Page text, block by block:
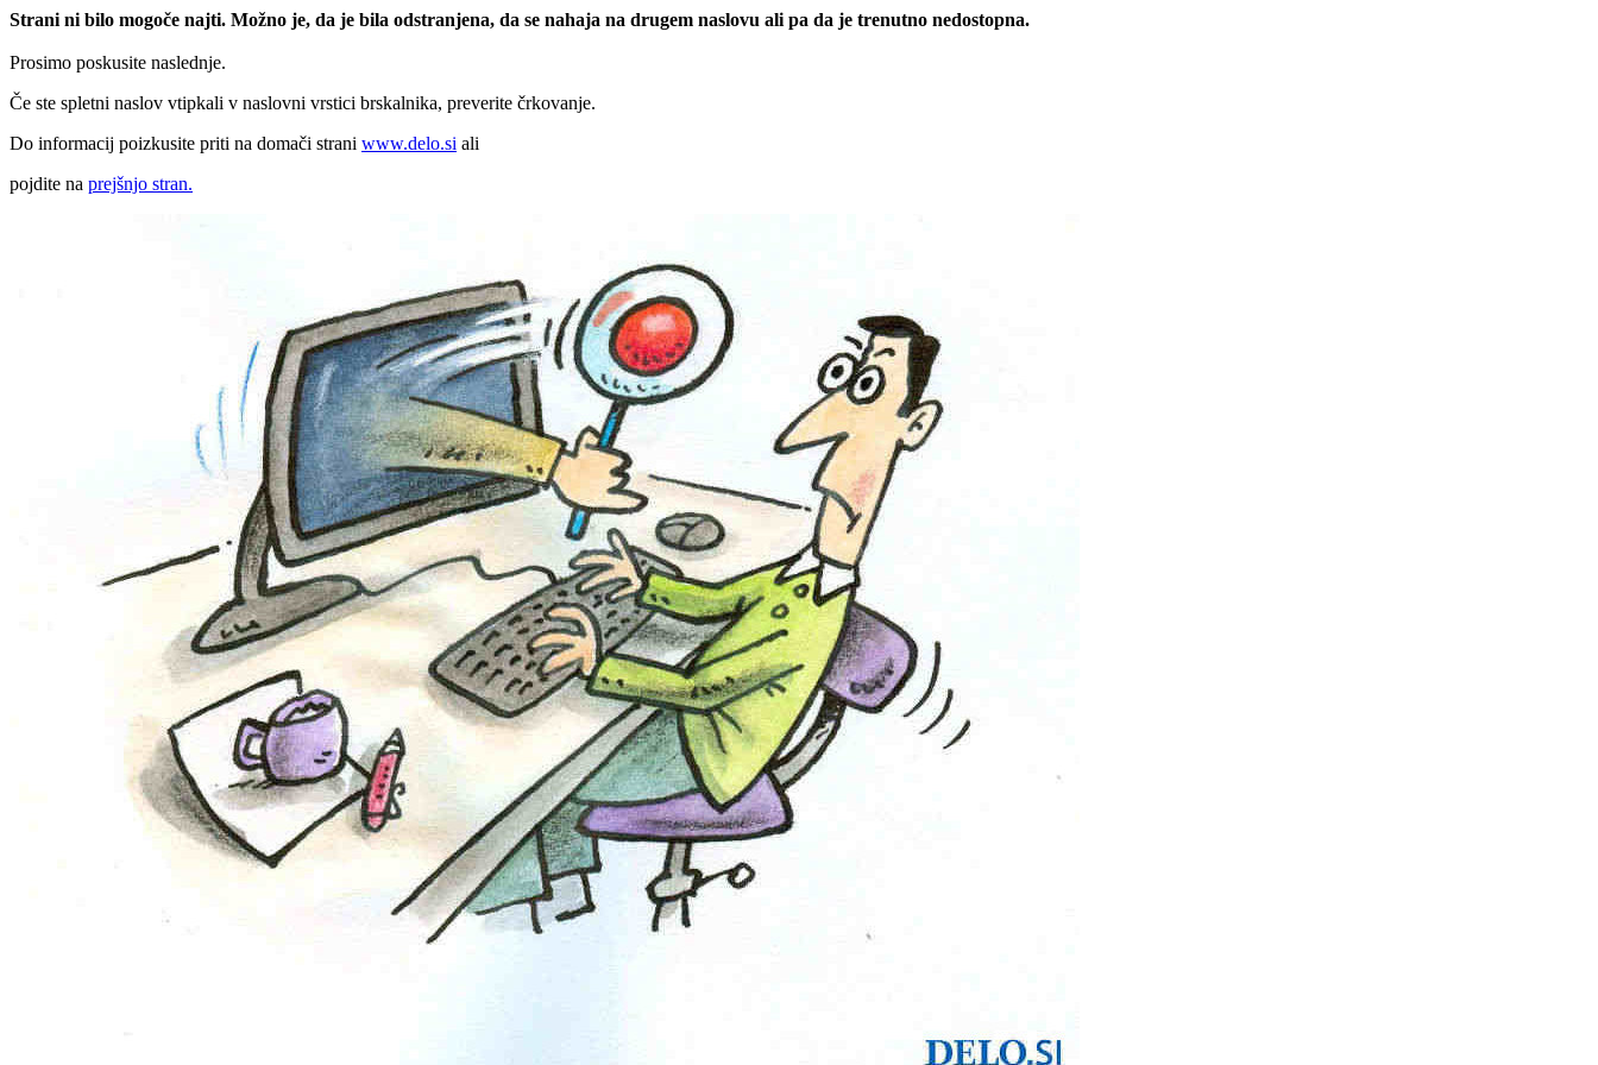
Strani ni bilo mogoče najti. Možno je, da je bila odstranjena, da se nahaja na drugem naslovu ali pa da je trenutno nedostopna.
Prosimo poskusite naslednje.
Če ste spletni naslov vtipkali v naslovni vrstici brskalnika, preverite črkovanje.
Do informacij poizkusite priti na domači strani www.delo.si ali
pojdite na prejšnjo stran.